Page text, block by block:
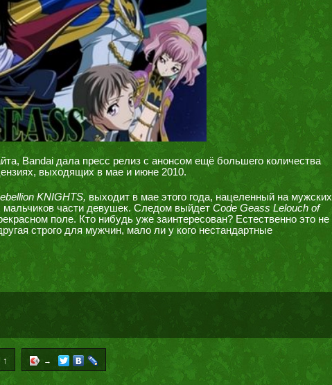
Bandai дала пресс релиз с анонсом ещё большего количества
выходящих в мае и июне 2010.
KNIGHTS, выходит в мае этого года, нацеленный на мужских
мальчиков части девушек. Следом выйдет Code Geass Lelouch of
поле. Кто нибудь уже заинтересован? Естественно это не
строго для мужчин, мало ли у кого нестандартные
→